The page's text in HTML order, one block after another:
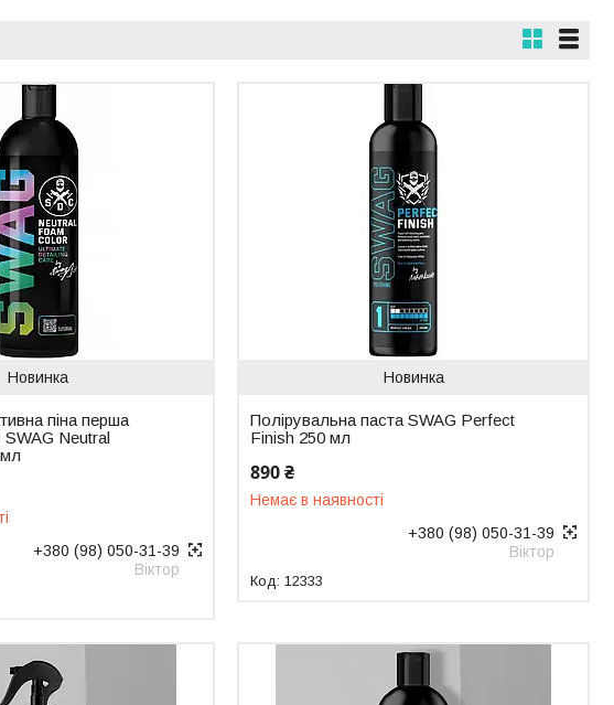
Новинка
піна перша
Neutral
+380 (98) 050-31-39
Віктор
Новинка
Полірувальна паста SWAG Perfect
Finish 250 мл
890 ₴
Немає в наявності
+380 (98) 050-31-39
Віктор
12333